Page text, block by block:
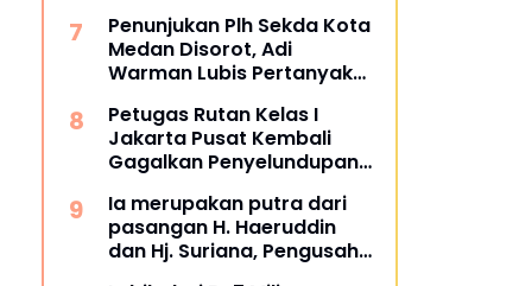
Metroterkini.id Desak Usut
Kasus Ini
Penunjukan Plh Sekda Kota
Medan Disorot, Adi
Warman Lubis Pertanyakan
Merit
Petugas Rutan Kelas I
Jakarta Pusat Kembali
Gagalkan Penyelundupan
Disembunyikan di Pakaian
Dalam Pengunjung
Ia merupakan putra dari
pasangan H. Haeruddin
dan Hj. Suriana, Pengusaha